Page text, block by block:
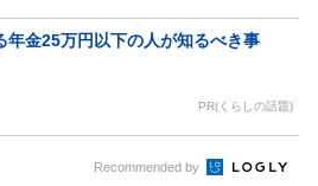
年金25万円以下の人が知るべき事
PR(くらしの話題)
Recommended by